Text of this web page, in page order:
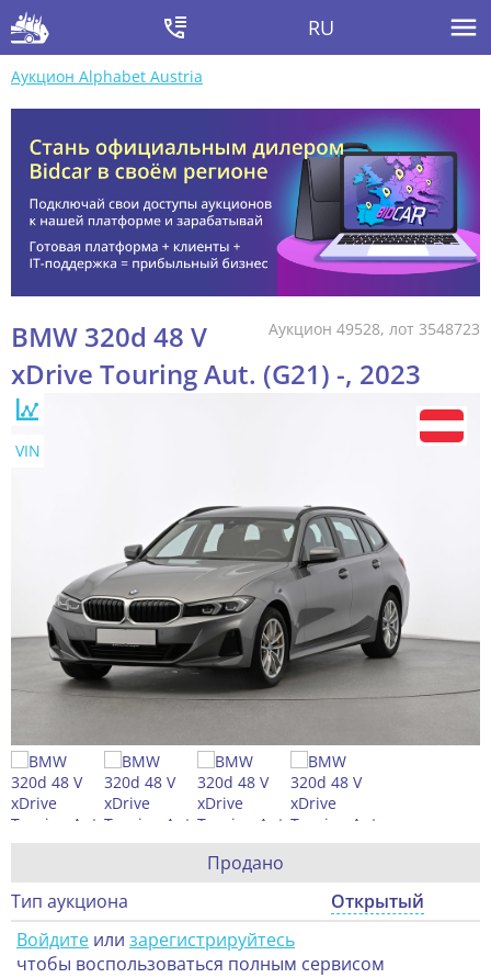
RU
Аукцион Alphabet Austria
Аукцион 49528, лот 3548723
BMW 320d 48 V
xDrive Touring Aut. (G21) -, 2023
VIN
Продано
Тип аукциона
Открытый
Войдите или зарегистрируйтесь
чтобы воспользоваться полным сервисом